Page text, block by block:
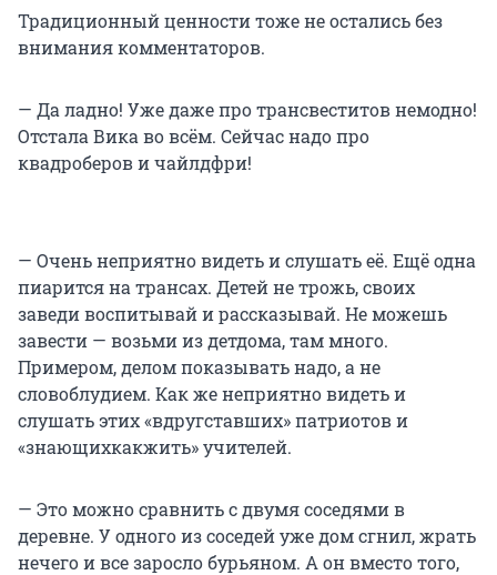
Традиционный ценности тоже не остались без
внимания комментаторов.
— Да ладно! Уже даже про трансвеститов немодно!
Отстала Вика во всём. Сейчас надо про
квадроберов и чайлдфри!
— Очень неприятно видеть и слушать её. Ещё одна
пиарится на трансах. Детей не трожь, своих
заведи воспитывай и рассказывай. Не можешь
завести — возьми из детдома, там много.
Примером, делом показывать надо, а не
словоблудием. Как же неприятно видеть и
слушать этих «вдругставших» патриотов и
«знающихкакжить» учителей.
— Это можно сравнить с двумя соседями в
деревне. У одного из соседей уже дом сгнил, жрать
нечего и все заросло бурьяном. А он вместо того,